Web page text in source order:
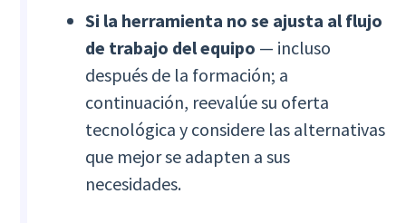
Si la herramienta no se ajusta al flujo
de trabajo del equipo — incluso
después de la formación; a
continuación, reevalúe su oferta
tecnológica y considere las alternativas
que mejor se adapten a sus
necesidades.